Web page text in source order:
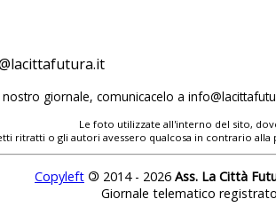
giornale, comunicacelo a
Le foto utilizzate all'interno del sito,
ritratti o gli autori avessero qualcosa in contrario
Copyleft © 2014 - 2026 Ass. La Città
Giornale telematico